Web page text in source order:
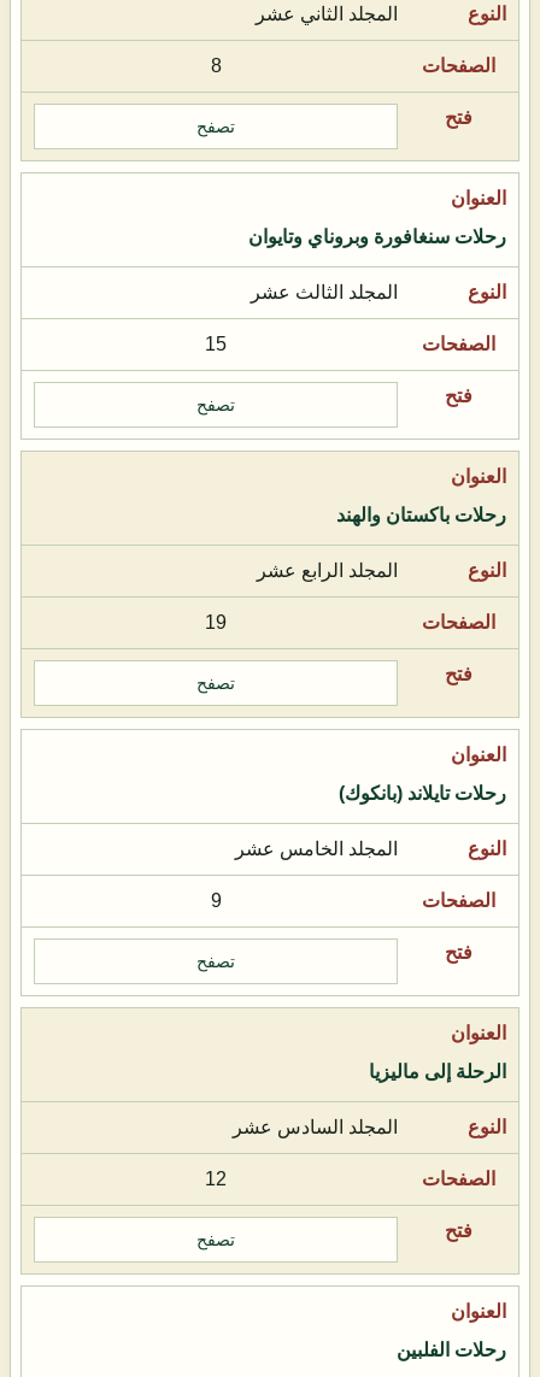
المجلد الثاني عشر
8
تصفح
رحلات سنغافورة وبروناي وتايوان
المجلد الثالث عشر
15
تصفح
رحلات باكستان والهند
المجلد الرابع عشر
19
تصفح
رحلات تايلاند (بانكوك)
المجلد الخامس عشر
9
تصفح
الرحلة إلى ماليزيا
المجلد السادس عشر
12
تصفح
رحلات الفلبين